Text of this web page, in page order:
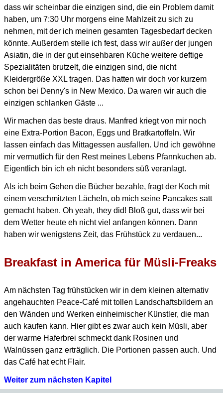
dass wir scheinbar die einzigen sind, die ein Problem damit
haben, um 7:30 Uhr morgens eine Mahlzeit zu sich zu
nehmen, mit der ich meinen gesamten Tagesbedarf decken
könnte. Außerdem stelle ich fest, dass wir außer der jungen
Asiatin, die in der gut einsehbaren Küche weitere deftige
Spezialitäten brutzelt, die einzigen sind, die nicht
Kleidergröße XXL tragen. Das hatten wir doch vor kurzem
schon bei Denny's in New Mexico. Da waren wir auch die
einzigen schlanken Gäste ...
Wir machen das beste draus. Manfred kriegt von mir noch
eine Extra-Portion Bacon, Eggs und Bratkartoffeln. Wir
lassen einfach das Mittagessen ausfallen. Und ich gewöhne
mir vermutlich für den Rest meines Lebens Pfannkuchen ab.
Eigentlich bin ich eh nicht besonders süß veranlagt.
Als ich beim Gehen die Bücher bezahle, fragt der Koch mit
einem verschmitzten Lächeln, ob mich seine Pancakes satt
gemacht haben. Oh yeah, they did! Bloß gut, dass wir bei
dem Wetter heute eh nicht viel anfangen können. Dann
haben wir wenigstens Zeit, das Frühstück zu verdauen...
Breakfast in America für Müsli-Freaks
Am nächsten Tag frühstücken wir in dem kleinen alternativ
angehauchten Peace-Café mit tollen Landschaftsbildern an
den Wänden und Werken einheimischer Künstler, die man
auch kaufen kann. Hier gibt es zwar auch kein Müsli, aber
der warme Haferbrei schmeckt dank Rosinen und
Walnüssen ganz erträglich. Die Portionen passen auch. Und
das Café hat echt Flair.
Weiter zum nächsten Kapitel